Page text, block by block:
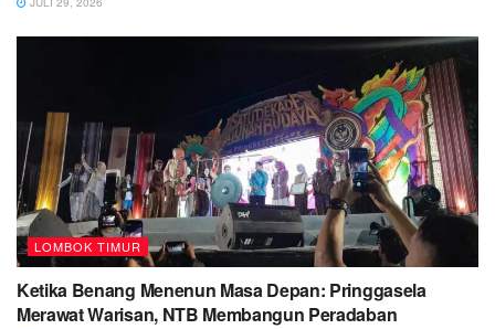
LOMBOK TIMUR
Ketika Benang Menenun Masa Depan: Pringgasela
Merawat Warisan, NTB Membangun Peradaban